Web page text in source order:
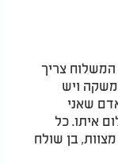
המשלוח צריך
ויש
שאני
איתו. כל
בן שולח